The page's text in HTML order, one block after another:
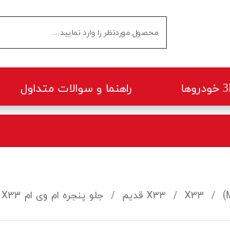
راهنما و سوالات متداول
X33 X33 قدیم جلو پنجره ام وی ام X33 قدیم